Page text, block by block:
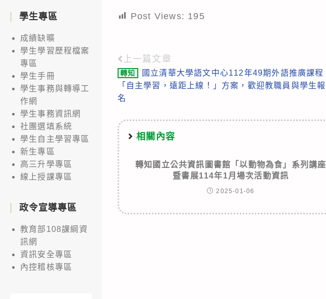
Post Views: 195
Read
more
articles
上一篇文章
轉知
國立清華大學語文中心112年49期外語推廣課程
「自主學習，遠距上線！」方案，歡迎教職員與學生報
名
相關內容
轉知國立公共資訊圖書館「以動物為食」系列講座
暨書展114年1月場次活動資訊
2025-01-06
學生專區
成績缺曠
學生學習歷程檔案
專區
學生手冊
學生事務與轉導工
作網
學生事務資訊網
社團選填系統
學生自主學習專區
新生專區
高三升學專區
線上授課專區
政令宣導專區
教育部108課綱資
訊網
資訊安全專區
內控稽核專區